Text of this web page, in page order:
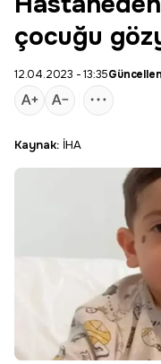
çocuğu
12.04.2023 - 13:35
Kaynak: İHA